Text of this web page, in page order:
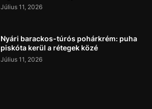
Július 11, 2026
Nyári barackos-túrós pohárkrém: puha
piskóta kerül a rétegek közé
Július 11, 2026